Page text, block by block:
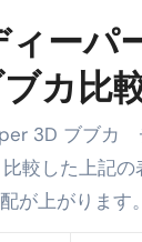
ィーパ
カ比
3D ブブカ
較した上記
が上がります。